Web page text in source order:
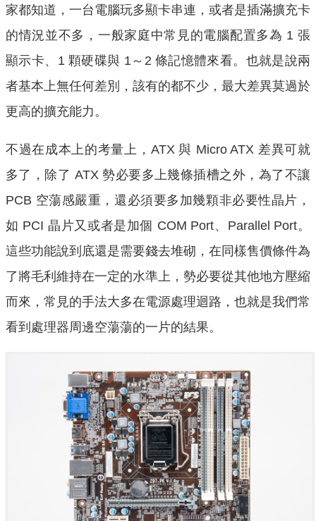
家都知道，一台電腦玩多顯卡串連，或者是插滿擴充卡
的情況並不多，一般家庭中常見的電腦配置多為 1 張
顯示卡、1 顆硬碟與 1～2 條記憶體來看。也就是說兩
者基本上無任何差別，該有的都不少，最大差異莫過於
更高的擴充能力。
不過在成本上的考量上，ATX 與 Micro ATX 差異可就
多了，除了 ATX 勢必要多上幾條插槽之外，為了不讓
PCB 空蕩感嚴重，還必須要多加幾顆非必要性晶片，
如 PCI 晶片又或者是加個 COM Port、Parallel Port。
這些功能說到底還是需要錢去堆砌，在同樣售價條件為
了將毛利維持在一定的水準上，勢必要從其他地方壓縮
而來，常見的手法大多在電源處理迴路，也就是我們常
看到處理器周邊空蕩蕩的一片的結果。